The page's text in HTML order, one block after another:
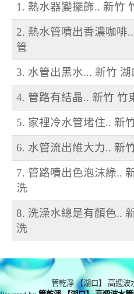
1. 熱水器變擺飾.. 新竹
2. 熱水管噴出香濃咖啡
管
3. 水管出黑水... 新竹
4. 管路有結晶.. 新竹 竹
5. 家裡冷水管堵住.. 新
6. 水管流出維大力.. 新
7. 管路噴出色泡沫綠..
洗
8. 洗澡水總是有顏色..
洗
管乾淨 【湖口】 高週波